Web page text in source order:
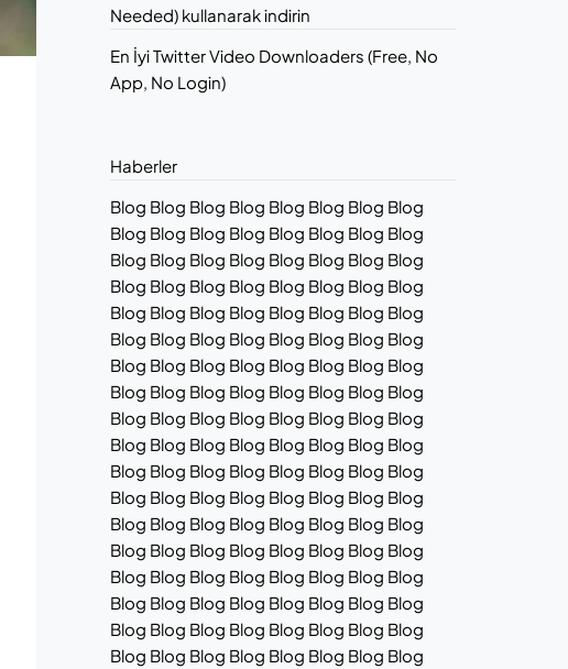
Needed) kullanarak indirin
En İyi Twitter Video Downloaders (Free, No
App, No Login)
Haberler
Blog Blog Blog Blog Blog Blog Blog Blog
Blog Blog Blog Blog Blog Blog Blog Blog
Blog Blog Blog Blog Blog Blog Blog Blog
Blog Blog Blog Blog Blog Blog Blog Blog
Blog Blog Blog Blog Blog Blog Blog Blog
Blog Blog Blog Blog Blog Blog Blog Blog
Blog Blog Blog Blog Blog Blog Blog Blog
Blog Blog Blog Blog Blog Blog Blog Blog
Blog Blog Blog Blog Blog Blog Blog Blog
Blog Blog Blog Blog Blog Blog Blog Blog
Blog Blog Blog Blog Blog Blog Blog Blog
Blog Blog Blog Blog Blog Blog Blog Blog
Blog Blog Blog Blog Blog Blog Blog Blog
Blog Blog Blog Blog Blog Blog Blog Blog
Blog Blog Blog Blog Blog Blog Blog Blog
Blog Blog Blog Blog Blog Blog Blog Blog
Blog Blog Blog Blog Blog Blog Blog Blog
Blog Blog Blog Blog Blog Blog Blog Blog